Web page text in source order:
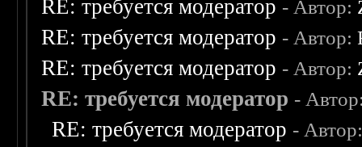
RE: требуется модератор - Автор:
RE: требуется модератор - Автор:
RE: требуется модератор - Автор:
RE: требуется модератор -
RE: требуется модератор -